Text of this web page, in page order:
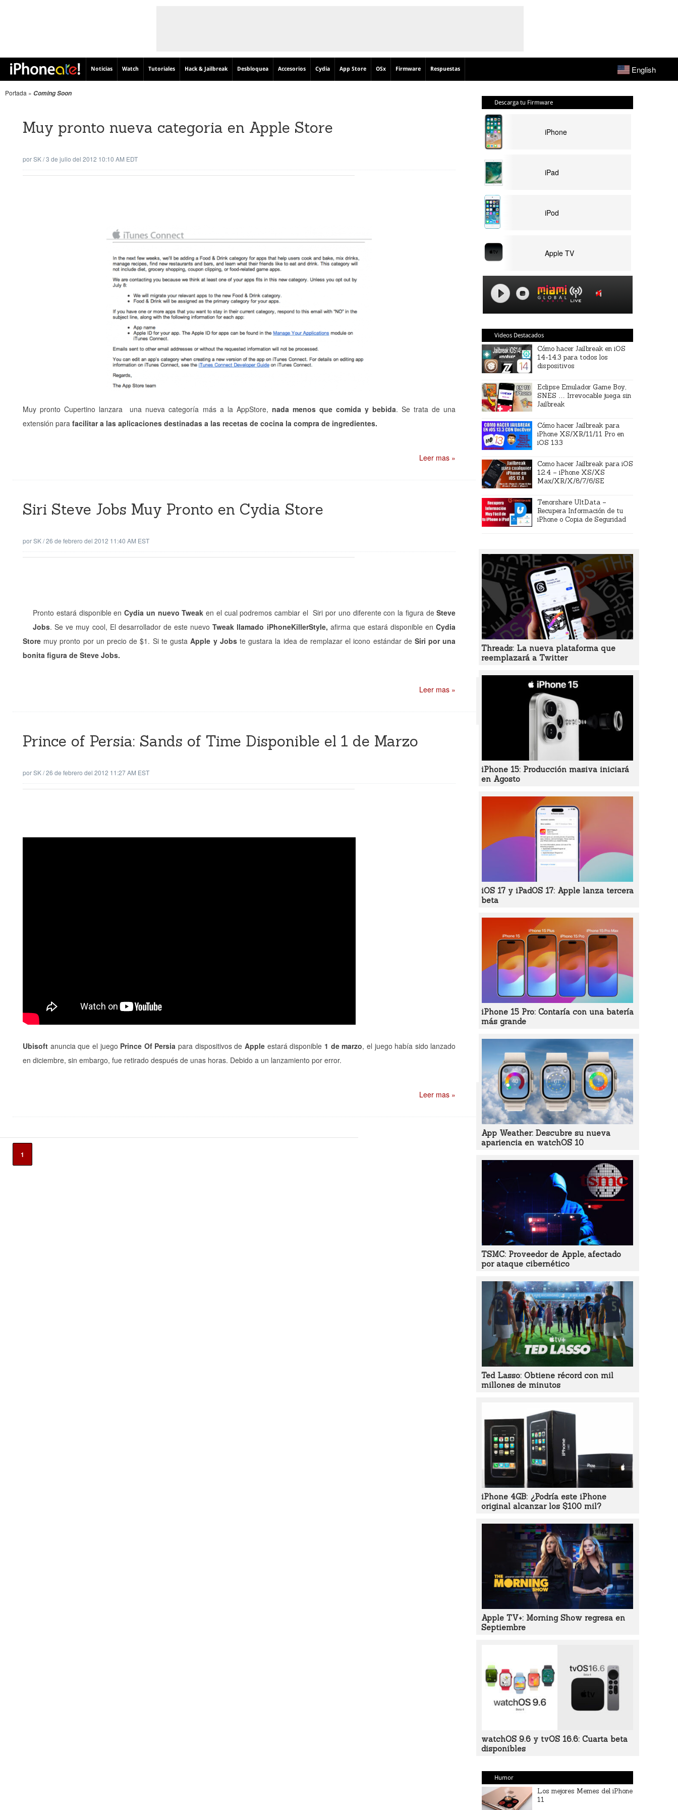
Noticias Watch Tutoriales Hack & Jailbreak Desbloquea Accesorios Cydia App Store OSx Firmware Respuestas English
Portada » Coming Soon
Muy pronto nueva categoria en Apple Store
porSK/3 de julio del 2012 10:10 AM EDT
Muy pronto Cupertino lanzara una nueva categoría más a la AppStore, nada menos que comida y bebida. Se trata de una
extensión para facilitar a las aplicaciones destinadas a las recetas de cocina la compra de ingredientes.
Leer mas »
Siri Steve Jobs Muy Pronto en Cydia Store
porSK/26 de febrero del 2012 11:40 AM EST
Pronto estará disponible en Cydia un nuevo Tweak en el cual podremos cambiar el Siri por uno diferente con la figura deSteve
Jobs. Se ve muy cool, El desarrollador de este nuevoTweak llamado iPhoneKillerStyle, afirma que estará disponible enCydia
Store muy pronto por un precio de $1. Si te gustaApple y Jobste gustara la idea de remplazar el icono estándar deSiri por una
bonita figura de Steve Jobs.
Leer mas »
Prince of Persia: Sands of Time Disponible el 1 de Marzo
porSK/26 de febrero del 2012 11:27 AM EST
Ubisoft anuncia que el juego Prince Of Persia para dispositivos deApple estará disponible 1 de marzo, el juego había sido lanzado
en diciembre, sin embargo, fue retirado después de unas horas. Debido a un lanzamiento por error.
Leer mas »
1
Descarga tu Firmware
iPhone
iPad
iPod
Apple TV
Videos Destacados
Cómo hacer Jailbreak en iOS
14-14.3 para todos los
dispositivos
Eclipse Emulador Game Boy,
SNES … Irrevocable juega sin
Jailbreak
Cómo hacer Jailbreak para
iPhone XS/XR/11/11 Pro en
iOS 13.3
Como hacer Jailbreak para iOS
12.4 – iPhone XS/XS
Max/XR/X/8/7/6/SE
Tenorshare UltData –
Recupera Información de tu
iPhone o Copia de Seguridad
Threads: La nueva plataforma que
reemplazará a Twitter
iPhone 15: Producción masiva iniciará
en Agosto
iOS 17 y iPadOS 17: Apple lanza tercera
beta
iPhone 15 Pro: Contaría con una batería
más grande
App Weather: Descubre su nueva
apariencia en watchOS 10
TSMC: Proveedor de Apple, afectado
por ataque cibernético
Ted Lasso: Obtiene récord con mil
millones de minutos
iPhone 4GB: ¿Podría este iPhone
original alcanzar los $100 mil?
Apple TV+: Morning Show regresa en
Septiembre
watchOS 9.6 y tvOS 16.6: Cuarta beta
disponibles
Humor
Los mejores Memes del iPhone
11